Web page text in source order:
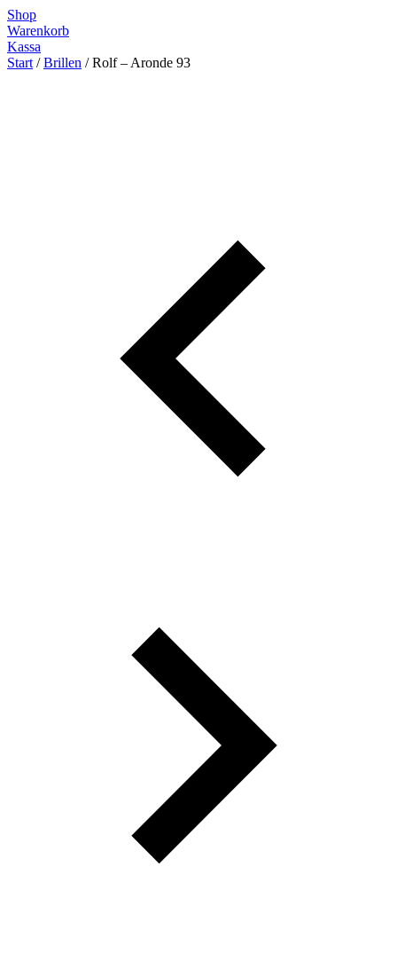
Zum
Inhalt
springen
Shop
Warenkorb
Kassa
Start /Brillen / Rolf – Aronde 93